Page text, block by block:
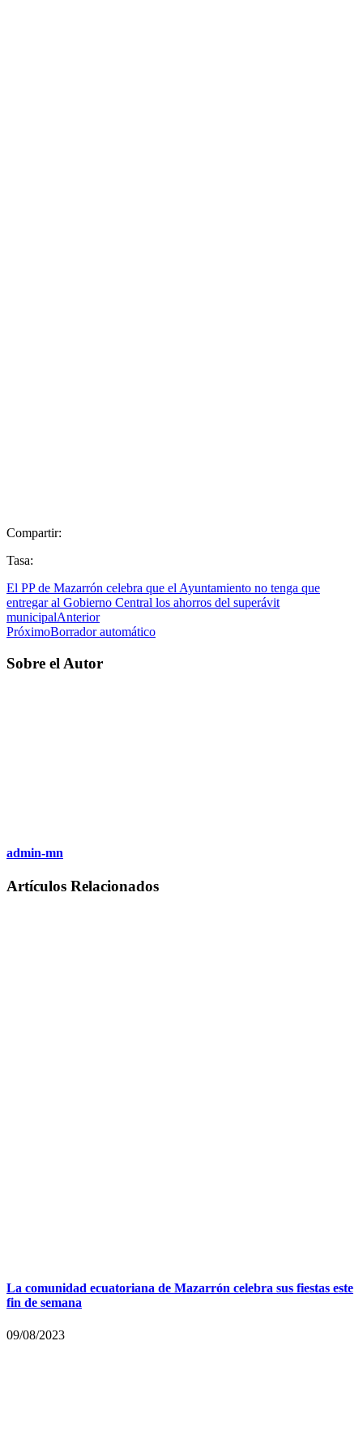
Compartir:
Tasa:
El PP de Mazarrón celebra que el Ayuntamiento no tenga que
entregar al Gobierno Central los ahorros del superávit
municipalAnterior
PróximoBorrador automático
Sobre el Autor
admin-mn
Artículos Relacionados
La comunidad ecuatoriana de Mazarrón celebra sus fiestas este
fin de semana
09/08/2023